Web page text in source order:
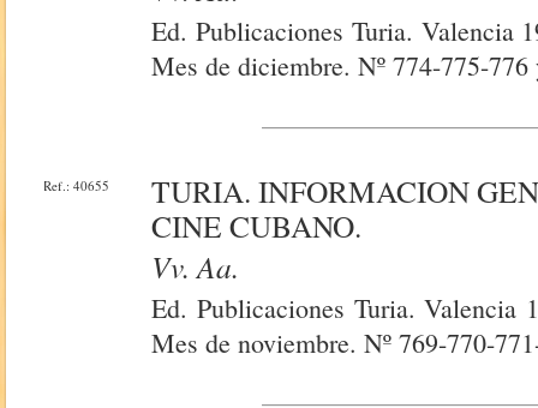
Ed. Publicaciones Turia. Valencia
Mes de diciembre. Nº 774-775-
Ref.: 40655
TURIA. INFORMACION
CINE CUBANO.
Vv. Aa.
Ed. Publicaciones Turia. Valencia
Mes de noviembre. Nº 769-770-